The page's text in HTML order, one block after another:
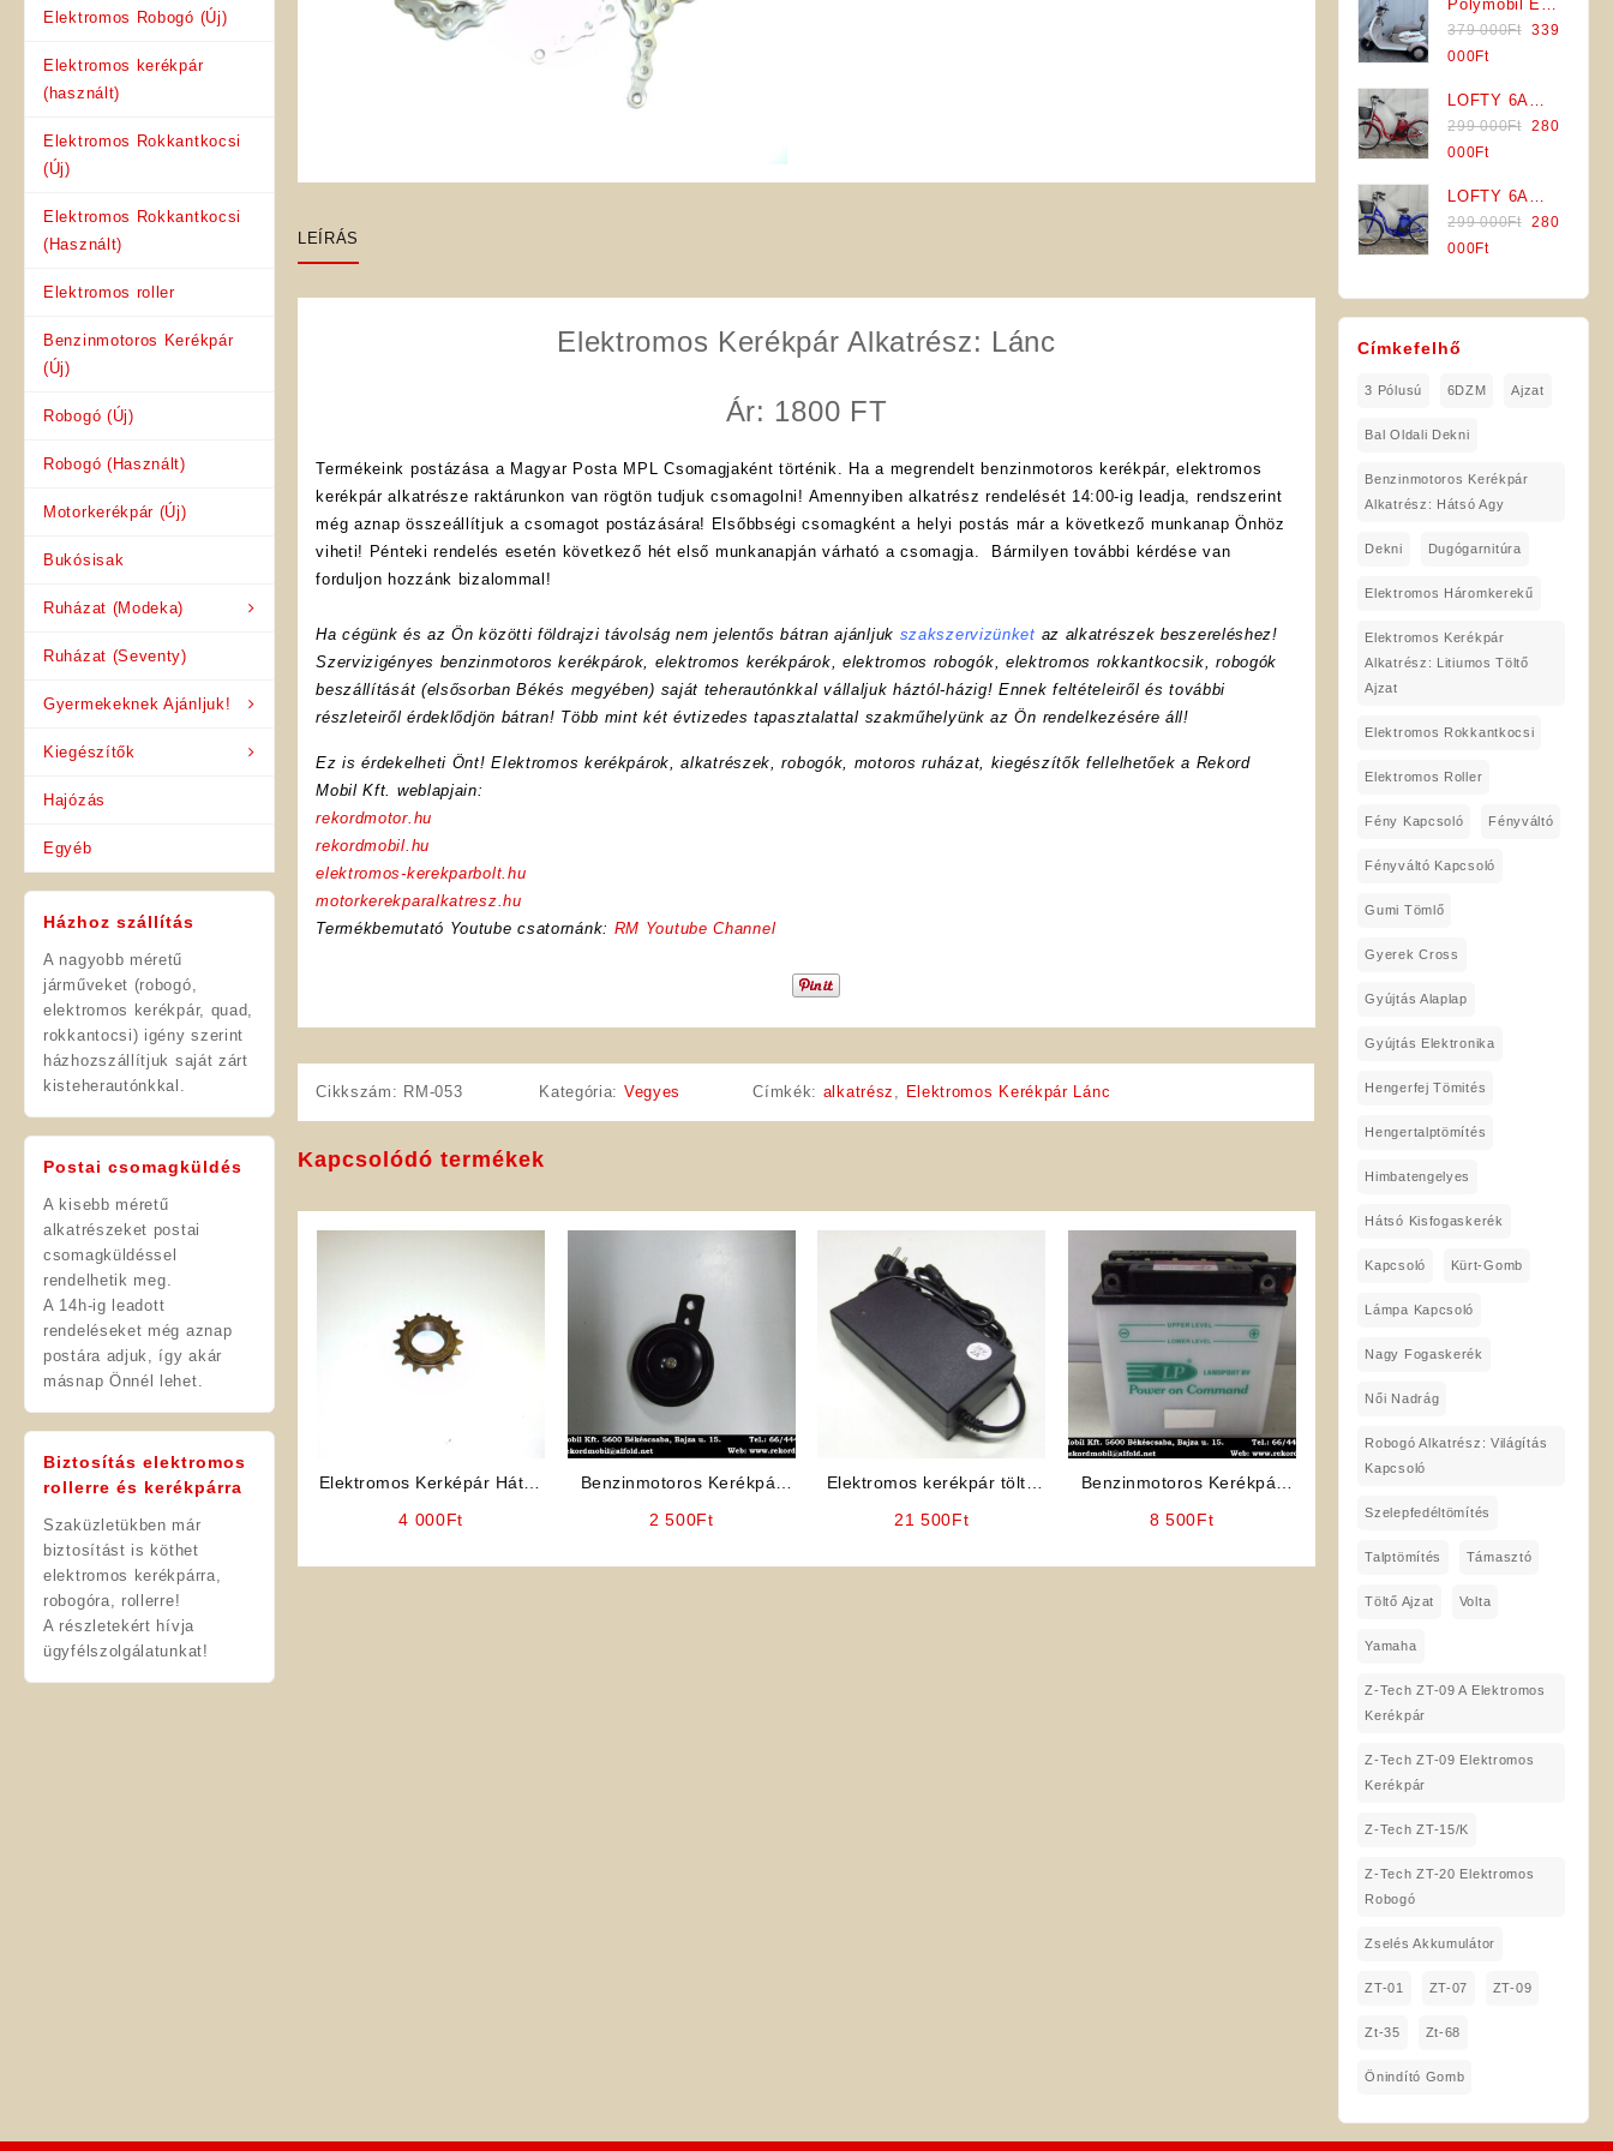
Elektromos Robogó (Új)
Elektromos kerékpár
(használt)
Elektromos Rokkantkocsi
(Új)
Elektromos Rokkantkocsi
(Használt)
Elektromos roller
Benzinmotoros Kerékpár
(Új)
Robogó (Új)
Robogó (Használt)
Motorkerékpár (Új)
Bukósisak
Ruházat (Modeka)
Ruházat (Seventy)
Gyermekeknek Ajánljuk!
Kiegészítők
Hajózás
Egyéb
Házhoz szállítás
A nagyobb méretű
járműveket (robogó,
elektromos kerékpár, quad,
rokkantocsi) igény szerint
házhozszállítjuk saját zárt
kisteherautónkkal.
Postai csomagküldés
A kisebb méretű
alkatrészeket postai
csomagküldéssel
rendelhetik meg.
A 14h-ig leadott
rendeléseket még aznap
postára adjuk, így akár
másnap Önnél lehet.
Biztosítás elektromos
rollerre és kerékpárra
Szaküzletükben már
biztosítást is köthet
elektromos kerékpárra,
robogóra, rollerre!
A részletekért hívja
ügyfélszolgálatunkat!
LEÍRÁS
Elektromos Kerékpár Alkatrész: Lánc
Ár: 1800 FT
Termékeink postázása a Magyar Posta MPL Csomagjaként történik. Ha a megrendelt benzinmotoros kerékpár, elektromos
kerékpár alkatrésze raktárunkon van rögtön tudjuk csomagolni! Amennyiben alkatrész rendelését 14:00-ig leadja, rendszerint
még aznap összeállítjuk a csomagot postázására! Elsőbbségi csomagként a helyi postás már a következő munkanap Önhöz
viheti! Pénteki rendelés esetén következő hét első munkanapján várható a csomagja. Bármilyen további kérdése van
forduljon hozzánk bizalommal!
Ha cégünk és az Ön közötti földrajzi távolság nem jelentős bátran ajánljuk szakszervizünket az alkatrészek beszereléshez!
Szervizigényes benzinmotoros kerékpárok, elektromos kerékpárok, elektromos robogók, elektromos rokkantkocsik, robogók
beszállítását (elsősorban Békés megyében) saját teherautónkkal vállaljuk háztól-házig! Ennek feltételeiről és további
részleteiről érdeklődjön bátran! Több mint két évtizedes tapasztalattal szakműhelyünk az Ön rendelkezésére áll!
Ez is érdekelheti Önt! Elektromos kerékpárok, alkatrészek, robogók, motoros ruházat, kiegészítők fellelhetőek a Rekord
Mobil Kft. weblapjain:
rekordmotor.hu
rekordmobil.hu
elektromos-kerekparbolt.hu
motorkerekparalkatresz.hu
Termékbemutató Youtube csatornánk: RM Youtube Channel
Cikkszám: RM-053 Kategória: Vegyes Címkék: alkatrész Elektromos Kerékpár Lánc
Kapcsolódó termékek
Elektromos Kerképár Hátsó
4 000Ft
Benzinmotoros Kerékpár
2 500Ft
Elektromos kerékpár töltő
21 500Ft
Benzinmotoros Kerékpár
8 500Ft
Jármű (Kék-
Szürke)
379
000Ft.
is:
339
000Ft.
Polymobil E-
MOB 40/A
Elektromos
Jármű (Fehér-
Szürke)
379 000Ft Original
379
000Ft.
339
000FtCurrent
is:
339
000Ft.
LOFTY 6A
Tetra
Elektromos
(Piros
Színben)
299 000Ft Original
299
000Ft.
280
000FtCurrent
is:
280
000Ft.
LOFTY 6A
Tetra
Elektromos
(Kék
Színben)
299 000Ft Original
299
000Ft.
280
000FtCurrent
is:
280
Címkefelhő
3 Pólusú 6DZM Ajzat
Bal Oldali Dekni
Benzinmotoros Kerékpár
Alkatrész: Hátsó Agy
Dekni Dugógarnitúra
Elektromos Háromkerekű
Elektromos Kerékpár
Alkatrész: Litiumos Töltő
Ajzat
Elektromos Rokkantkocsi
Elektromos Roller
Fény Kapcsoló Fényváltó
Fényváltó Kapcsoló
Gumi Tömlő
Gyerek Cross
Gyújtás Alaplap
Gyújtás Elektronika
Hengerfej Tömités
Hengertalptömítés
Himbatengelyes
Hátsó Kisfogaskerék
Kapcsoló Kürt-Gomb
Lámpa Kapcsoló
Nagy Fogaskerék
Női Nadrág
Robogó Alkatrész: Világítás
Kapcsoló
Szelepfedéltömítés
Talptömítés Támasztó
Töltő Ajzat Volta
Yamaha
Z-Tech ZT-09 A Elektromos
Kerékpár
Z-Tech ZT-09 Elektromos
Kerékpár
Z-Tech ZT-15/K
Z-Tech ZT-20 Elektromos
Robogó
Zselés Akkumulátor
ZT-01 ZT-07 ZT-09
Zt-35 Zt-68
Önindító Gomb